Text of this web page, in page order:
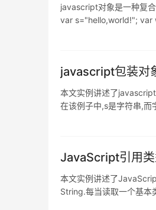
javascript对象是一种复
var s="hello,world!"; var
javascript包装对
本文实例讲述了
在该例子中,s是字符串,而
JavaScript引用
本文实例讲述了
String.每当读取一个基